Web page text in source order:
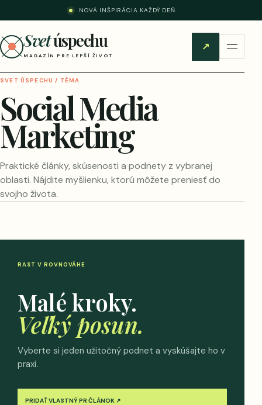
NOVÁ INŠPIRÁCIA KAŽDÝ DEŇ
Svetúspechu
MAGAZÍN PRE LEPŠÍ ŽIVOT
↗
SVET ÚSPECHU / TÉMA
Social Media
Marketing
Praktické články, skúsenosti a podnety z vybranej
oblasti. Nájdite myšlienku, ktorú môžete preniesť do
svojho života.
RAST V ROVNOVÁHE
Malé kroky.
Veľký posun.
Vyberte si jeden užitočný podnet a vyskúšajte ho v
praxi.
PRIDAŤ VLASTNÝ PR ČLÁNOK ↗